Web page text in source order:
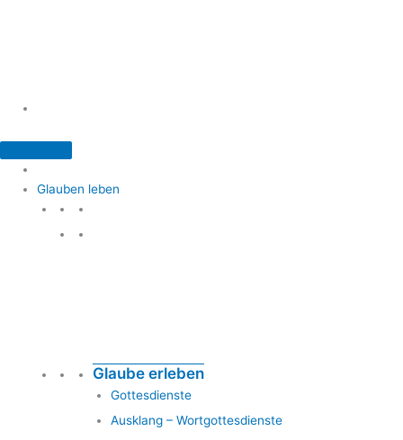
Glauben leben
Glaube erleben
Gottesdienste
Ausklang – Wortgottesdienste